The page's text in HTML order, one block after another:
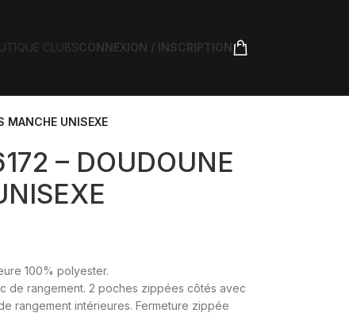
CLUBSCONNEXION / INSCRIPTION
MANCHE UNISEXE
– DOUDOUNE
100% polyester.
de rangement. 2 poches zippées côtés avec
rangement intérieures. Fermeture zippée